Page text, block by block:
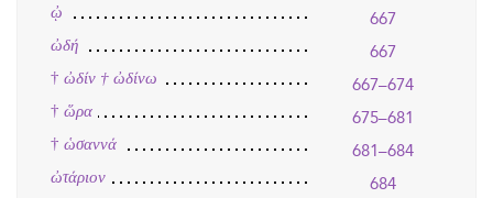
ᾠ
667
ὠδή
667
† ὠδίν † ὠδίνω
667–674
† ὥρα
675–681
† ὡσαννά
681–684
ὠτάριον
684